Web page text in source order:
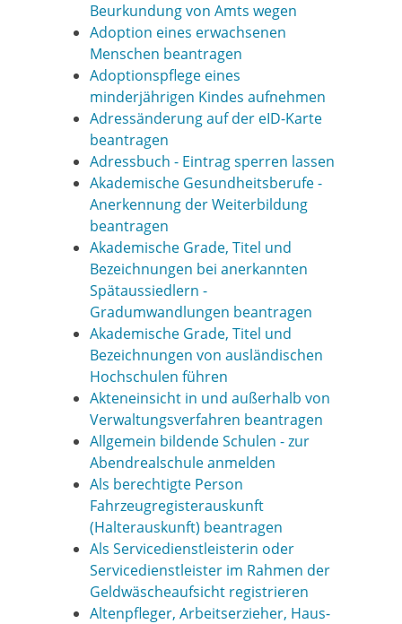
Beurkundung von Amts wegen
Adoption eines erwachsenen
Menschen beantragen
Adoptionspflege eines
minderjährigen Kindes aufnehmen
Adressänderung auf der eID-Karte
beantragen
Adressbuch - Eintrag sperren lassen
Akademische Gesundheitsberufe -
Anerkennung der Weiterbildung
beantragen
Akademische Grade, Titel und
Bezeichnungen bei anerkannten
Spätaussiedlern -
Gradumwandlungen beantragen
Akademische Grade, Titel und
Bezeichnungen von ausländischen
Hochschulen führen
Akteneinsicht in und außerhalb von
Verwaltungsverfahren beantragen
Allgemein bildende Schulen - zur
Abendrealschule anmelden
Als berechtigte Person
Fahrzeugregisterauskunft
(Halterauskunft) beantragen
Als Servicedienstleisterin oder
Servicedienstleister im Rahmen der
Geldwäscheaufsicht registrieren
Altenpfleger, Arbeitserzieher, Haus-